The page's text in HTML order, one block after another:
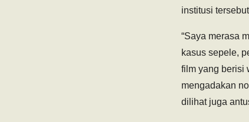
institusi
“Saya merasa
kasus sepele,
film yang berisi
mengadakan
dilihat juga